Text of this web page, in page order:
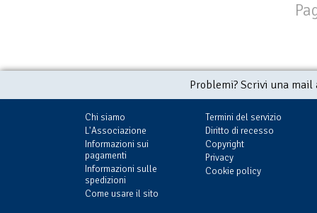
Problemi? Scrivi una
Chi siamo
L'Associazione
Informazioni sui
pagamenti
Informazioni sulle
spedizioni
Come usare il sito
Termini del servizio
Diritto di recesso
Copyright
Privacy
Cookie policy